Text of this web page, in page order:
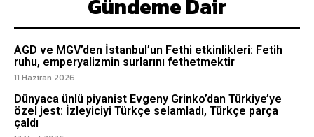
Gündeme Dair
AGD ve MGV’den İstanbul’un Fethi etkinlikleri: Fetih
ruhu, emperyalizmin surlarını fethetmektir
11 Haziran 2026
Dünyaca ünlü piyanist Evgeny Grinko’dan Türkiye’ye
özel jest: İzleyiciyi Türkçe selamladı, Türkçe parça
çaldı